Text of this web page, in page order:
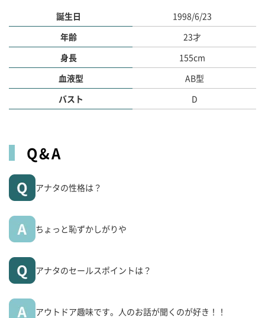
誕生日
1998/6/23
年齢
23才
身長
155cm
血液型
AB型
バスト
D
Q&A
アナタの性格は？
ちょっと恥ずかしがりや
アナタのセールスポイントは？
アウトドア趣味です。人のお話が聞くのが好き！！